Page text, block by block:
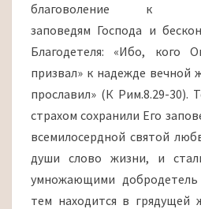
благоволение к
заповедям Господа и
Благодетеля: «Ибо, кого
призвал» к надежде вечной
прославил» (К Рим.8.29-30).
страхом сохранили Его
всемилосердной святой
души слово жизни, и
умножающими добродетель
тем находится в